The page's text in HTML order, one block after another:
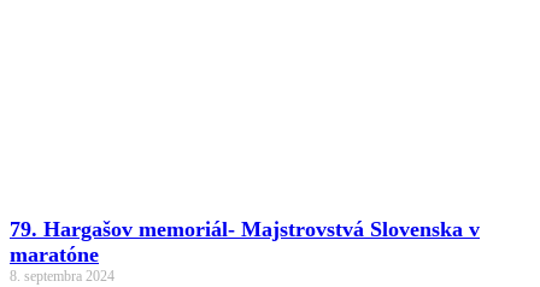
79. Hargašov memoriál- Majstrovstvá Slovenska v
maratóne
8. septembra 2024